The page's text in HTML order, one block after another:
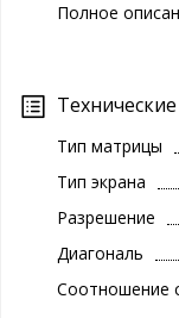
Полное
Тип матрицы
Тип экрана
Разрешение
Диагональ
Соотношение